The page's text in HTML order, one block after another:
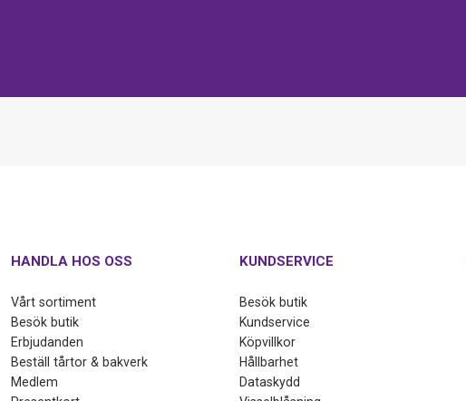
HANDLA HOS OSS
Vårt sortiment
Besök butik
Erbjudanden
Beställ tårtor & bakverk
Medlem
KUNDSERVICE
Besök butik
Kundservice
Köpvillkor
Hållbarhet
Dataskydd